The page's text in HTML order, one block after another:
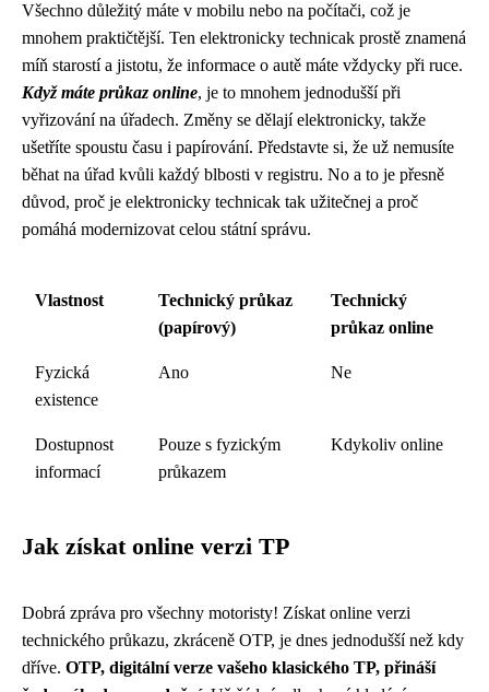
Všechno důležitý máte v mobilu nebo na počítači, což je
mnohem praktičtější. Ten elektronicky technicak prostě znamená
míň starostí a jistotu, že informace o autě máte vždycky při ruce.
Když máte průkaz online, je to mnohem jednodušší při
vyřizování na úřadech. Změny se dělají elektronicky, takže
ušetříte spoustu času i papírování. Představte si, že už nemusíte
běhat na úřad kvůli každý blbosti v registru. No a to je přesně
důvod, proč je elektronicky technicak tak užitečnej a proč
pomáhá modernizovat celou státní správu.
Vlastnost
Technický průkaz
(papírový)
Technický
průkaz online
Fyzická
existence
Ano Ne
Dostupnost
informací
Pouze s fyzickým
průkazem
Kdykoliv online
Jak získat online verzi TP
Dobrá zpráva pro všechny motoristy! Získat online verzi
technického průkazu, zkráceně OTP, je dnes jednodušší než kdy
dříve. OTP, digitální verze vašeho klasického TP, přináší